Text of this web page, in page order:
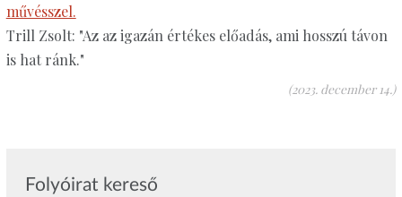
művésszel.
Trill Zsolt: "Az az igazán értékes előadás, ami hosszú távon
is hat ránk."
(2023. december 14.)
Folyóirat kereső